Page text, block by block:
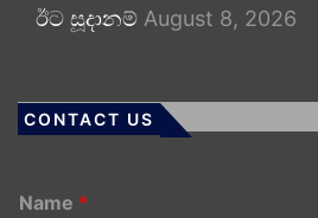
ඊට සූදානම් August 8, 2026
CONTACT US
Name *